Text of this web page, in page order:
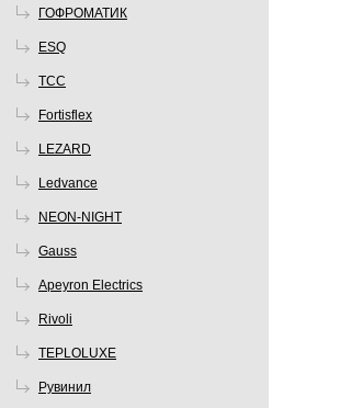
ГОФРОМАТИК
ESQ
ТСС
Fortisflex
LEZARD
Ledvance
NEON-NIGHT
Gauss
Apeyron Electrics
Rivoli
TEPLOLUXE
Рувинил